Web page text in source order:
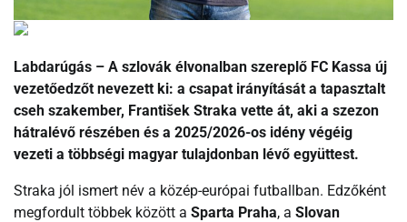
Labdarúgás – A szlovák élvonalban szereplő FC Kassa új
vezetőedzőt nevezett ki: a csapat irányítását a tapasztalt
cseh szakember, František Straka vette át, aki a szezon
hátralévő részében és a 2025/2026-os idény végéig
vezeti a többségi magyar tulajdonban lévő együttest.
Straka jól ismert név a közép-európai futballban. Edzőként
megfordult többek között a Sparta Praha, a Slovan